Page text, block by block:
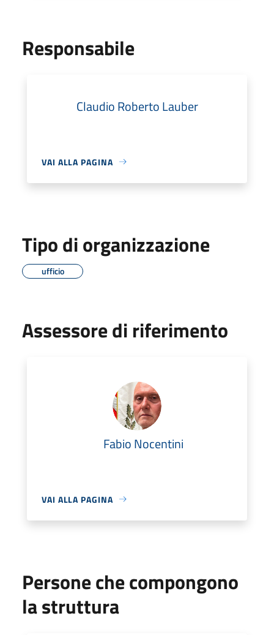
Responsabile
Claudio Roberto Lauber
VAI ALLA PAGINA
Tipo di organizzazione
ufficio
Assessore di riferimento
Fabio Nocentini
VAI ALLA PAGINA
Persone che compongono
la struttura